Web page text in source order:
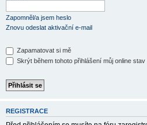
Zapomněl/a jsem heslo
Znovu odeslat aktivační e-mail
Zapamatovat si mě
Skrýt během tohoto přihlášení můj online stav
REGISTRACE